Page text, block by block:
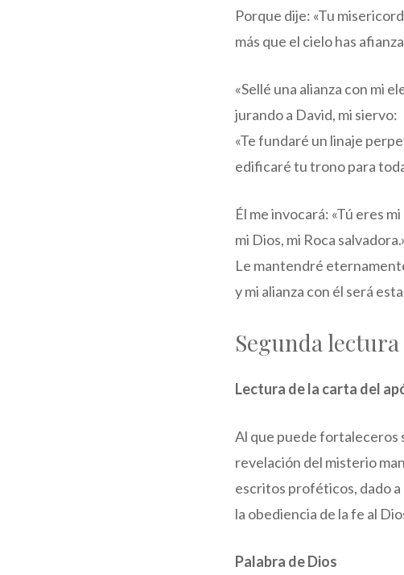
Porque dije: «Tu
más que el cielo has
«Sellé una alianza con mi
jurando a David, mi siervo:
«Te fundaré un linaje
edificaré tu trono para
Él me invocará: «Tú eres
mi Dios, mi Roca
Le mantendré
y mi alianza con él será
Segunda lectura
Lectura de la carta del
Al que puede fortaleceros
revelación del misterio
escritos proféticos, dado
la obediencia de la fe al
Palabra de Dios